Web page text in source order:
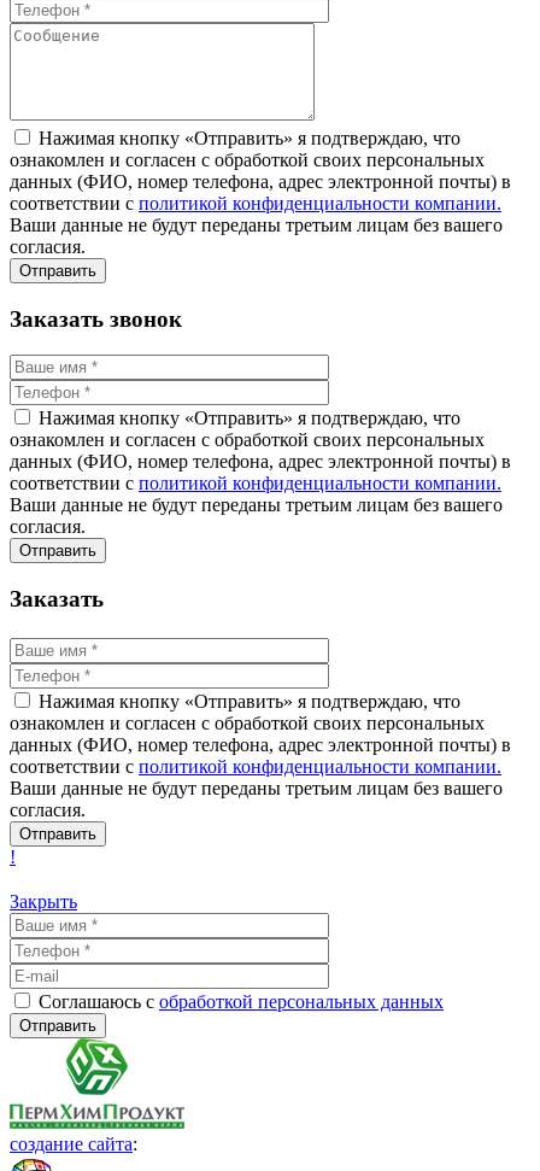
Нажимая кнопку «Отправить» я подтверждаю, что
ознакомлен и согласен с обработкой своих персональных
данных (ФИО, номер телефона, адрес электронной почты) в
соответствии с политикой конфиденциальности компании.
Ваши данные не будут переданы третьим лицам без вашего
согласия.
Заказать звонок
Нажимая кнопку «Отправить» я подтверждаю, что
ознакомлен и согласен с обработкой своих персональных
данных (ФИО, номер телефона, адрес электронной почты) в
соответствии с политикой конфиденциальности компании.
Ваши данные не будут переданы третьим лицам без вашего
согласия.
Заказать
Нажимая кнопку «Отправить» я подтверждаю, что
ознакомлен и согласен с обработкой своих персональных
данных (ФИО, номер телефона, адрес электронной почты) в
соответствии с политикой конфиденциальности компании.
Ваши данные не будут переданы третьим лицам без вашего
согласия.
!
Закрыть
Соглашаюсь с обработкой персональных данных
создание сайта: